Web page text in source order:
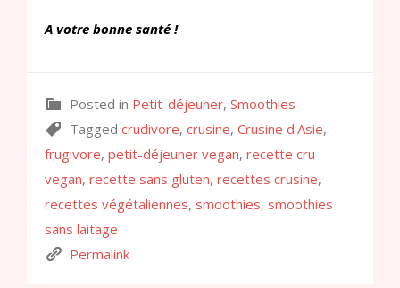
A votre bonne santé !
Posted in Petit-déjeuner, Smoothies
Tagged crudivore, crusine, Crusine d'Asie,
frugivore, petit-déjeuner vegan, recette cru
vegan, recette sans gluten, recettes crusine,
recettes végétaliennes, smoothies, smoothies
sans laitage
Permalink